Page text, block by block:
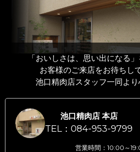
「おいしさは、思い出になる」
お客様のご来店をお待ちし
池口精肉店スタッフ一同より
池口精肉店 本店
TEL：084-953-9799
営業時間：10:00～